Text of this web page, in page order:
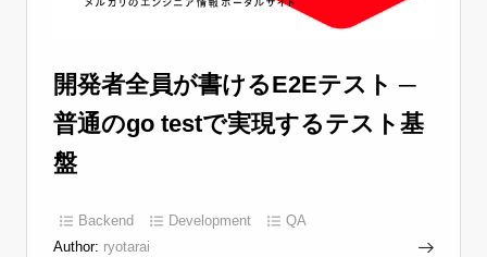
開発者全員が書けるE2Eテスト ─
普通のgo testで実現するテスト基
盤
Backend Development
QA
Author: ryotarai